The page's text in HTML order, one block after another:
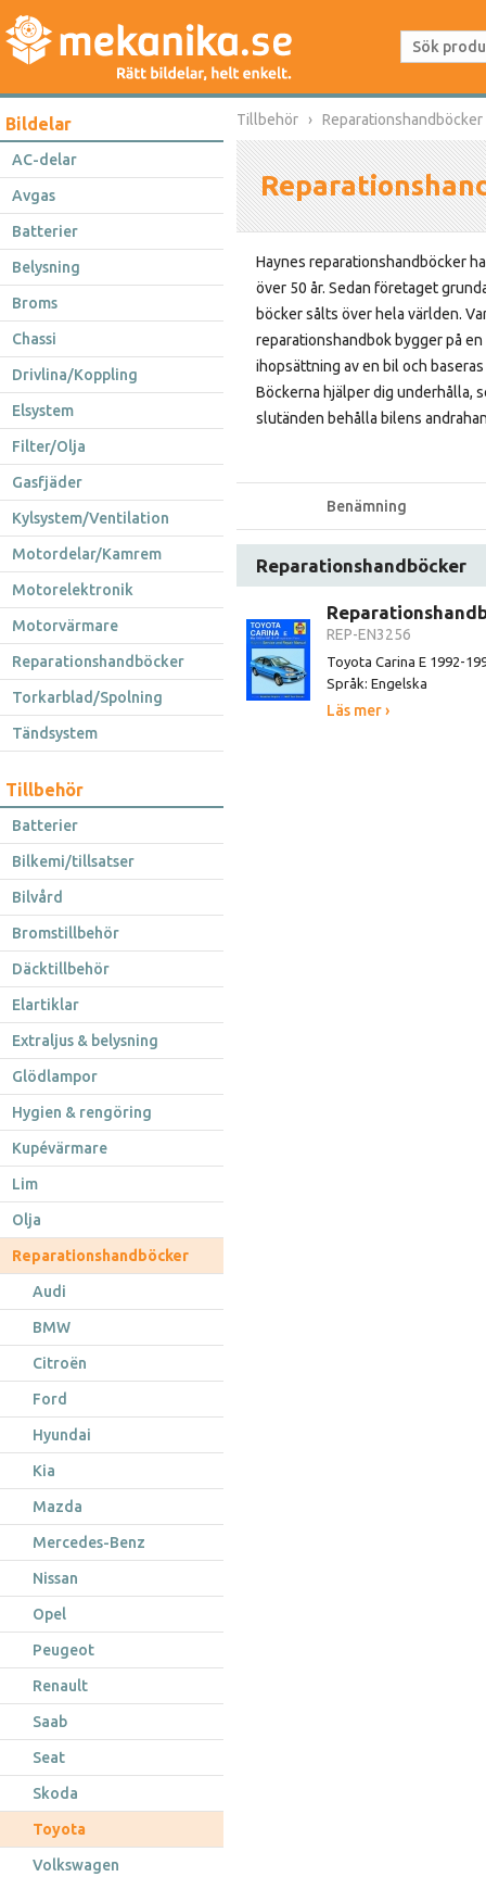
Bildelar
AC-delar
Avgas
Batterier
Belysning
Broms
Chassi
Drivlina/Koppling
Elsystem
Filter/Olja
Gasfjäder
Kylsystem/Ventilation
Motordelar/Kamrem
Motorelektronik
Motorvärmare
Reparationshandböcker
Torkarblad/Spolning
Tändsystem
Tillbehör
Batterier
Bilkemi/tillsatser
Bilvård
Bromstillbehör
Däcktillbehör
Elartiklar
Extraljus & belysning
Glödlampor
Hygien & rengöring
Kupévärmare
Lim
Olja
Reparationshandböcker
Audi
BMW
Citroën
Ford
Hyundai
Kia
Mazda
Mercedes-Benz
Nissan
Opel
Peugeot
Renault
Saab
Seat
Skoda
Toyota
Volkswagen
Tillbehör Reparationshandböcker
Haynes reparationshandböcker
över 50 år. Sedan företaget
böcker sålts över hela världen.
reparationshandbok bygger på
ihopsättning av en bil och
Böckerna hjälper dig underhålla,
slutänden behålla bilens
Benämning
Reparationshandböcker
REP-EN3256
Toyota Carina E 1992-
Språk: Engelska
Läs mer ›